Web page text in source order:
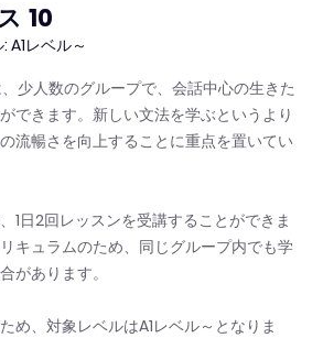
10
A1レベル～
少人数のグループで、会話中心の生きた
できます。新しい文法を学ぶというより
流暢さを向上することに重点を置いてい
1日2回レッスンを受講することができま
キュラムのため、同じグループ内でも学
があります。
め、対象レベルはA1レベル～となりま